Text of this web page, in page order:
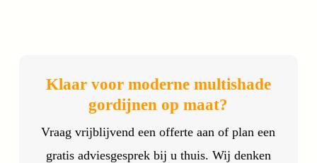
Klaar voor moderne multishade
gordijnen op maat?
Vraag vrijblijvend een offerte aan of plan een
gratis adviesgesprek bij u thuis. Wij denken